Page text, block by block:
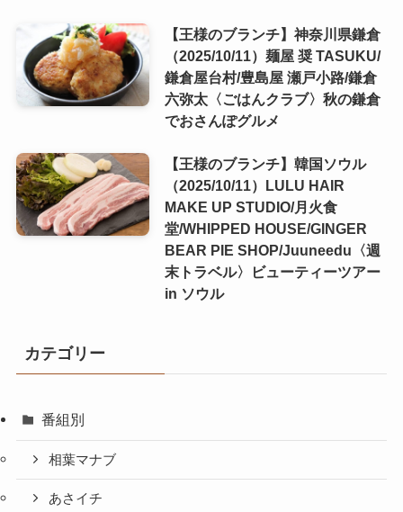
【王様のブランチ】神奈川県鎌倉
（2025/10/11）麺屋 奨 TASUKU/
鎌倉屋台村/豊島屋 瀬戸小路/鎌倉
六弥太〈ごはんクラブ〉秋の鎌倉
でおさんぽグルメ
【王様のブランチ】韓国ソウル
（2025/10/11）LULU HAIR
MAKE UP STUDIO/月火食
堂/WHIPPED HOUSE/GINGER
BEAR PIE SHOP/Juuneedu〈週
末トラベル〉ビューティーツアー
in ソウル
カテゴリー
番組別
相葉マナブ
あさイチ